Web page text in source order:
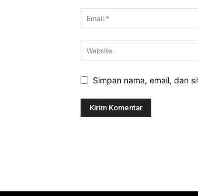
Simpan nama, email, dan